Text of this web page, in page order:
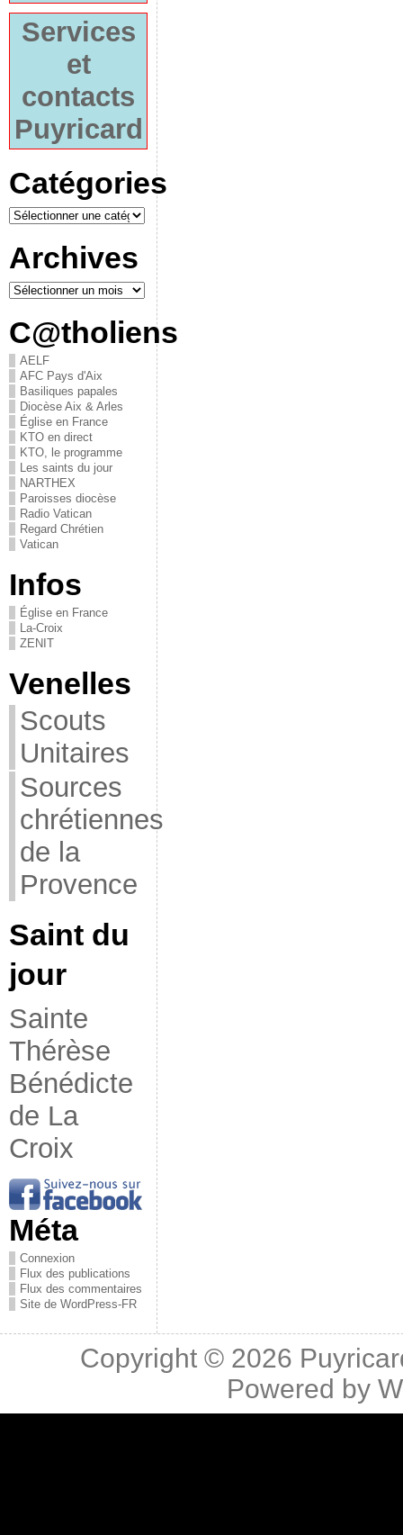
Services
et
contacts
Puyricard
Catégories
Archives
C@tholiens
AELF
AFC Pays d'Aix
Basiliques papales
Diocèse Aix & Arles
Église en France
KTO en direct
KTO, le programme
Les saints du jour
NARTHEX
Paroisses diocèse
Radio Vatican
Regard Chrétien
Vatican
Infos
Église en France
La-Croix
ZENIT
Venelles
Scouts
Unitaires
Sources
chrétiennes
de la
Provence
Saint du
jour
Sainte
Thérèse
Bénédicte
de La
Croix
Méta
Connexion
Flux des publications
Flux des commentaires
Site de WordPress-FR
Copyright © 2026
Powered by